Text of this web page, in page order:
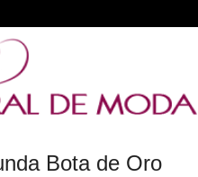
Bota de Oro